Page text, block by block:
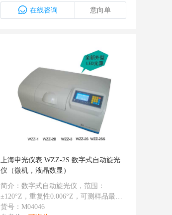
在线咨询 意向单
上海申光仪表 WZZ-2S 数字式自动旋光
仪（微机，液晶数显）
简介：数字式自动旋光仪，范围：
±120°Z，重复性0.006°Z，可测样品最低
透过率：1％；最小读数单位：0.01°Z，
货号：M04046